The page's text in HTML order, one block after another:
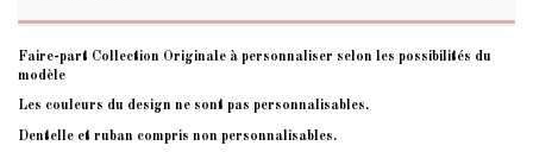
Faire-part Collection Originale à personnaliser selon les possibilités du
modèle
Les couleurs du design ne sont pas personnalisables.
Dentelle et ruban compris non personnalisables.